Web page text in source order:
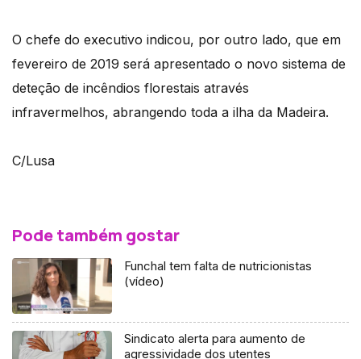
O chefe do executivo indicou, por outro lado, que em
fevereiro de 2019 será apresentado o novo sistema de
deteção de incêndios florestais através
infravermelhos, abrangendo toda a ilha da Madeira.
C/Lusa
Pode também gostar
Funchal tem falta de nutricionistas
(vídeo)
Sindicato alerta para aumento de
agressividade dos utentes